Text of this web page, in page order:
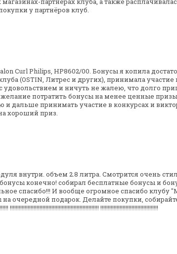
упартнёров клуб.
Curl Philips, HP8602/00. Бонусы я копила
(OSTIN, Литрес и других), принимала участие
удовольствием и ничуть не жалею, что долго
желание потратить бонусы на менее ценные
и дальше принимать участие в конкурсах и
хороший приз.
внутри. объем 2.8 литра. Смотрится очень
конечно! собирал бесплатные бонусы и
спасибо!!! И вообще огромное спасибо клубу
наочередной подарок. Делайте покупки,
!!!!!!!!!!!!!!!!!!!!!!!!!!!!!!!!!!!!!!!!!!!!!!!!!!!!!!!!!!!! !!!!!!!!!!!!!!!!!!!!!!!!!!!!!!!!!!!!!!!